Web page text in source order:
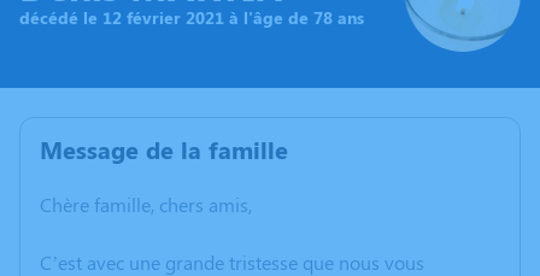
décédé le 12 février 2021 à l'âge de 78 ans
Message de la famille
Chère famille, chers amis,
C’est avec une grande tristesse que nous vous